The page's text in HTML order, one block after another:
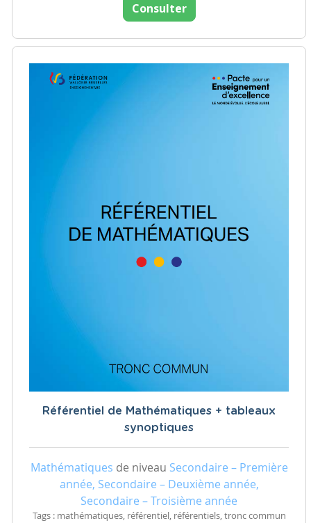
Consulter
Référentiel de Mathématiques + tableaux
synoptiques
Mathématiques de niveau Secondaire – Première
année, Secondaire – Deuxième année,
Secondaire – Troisième année
Tags : mathématiques, référentiel, référentiels, tronc commun